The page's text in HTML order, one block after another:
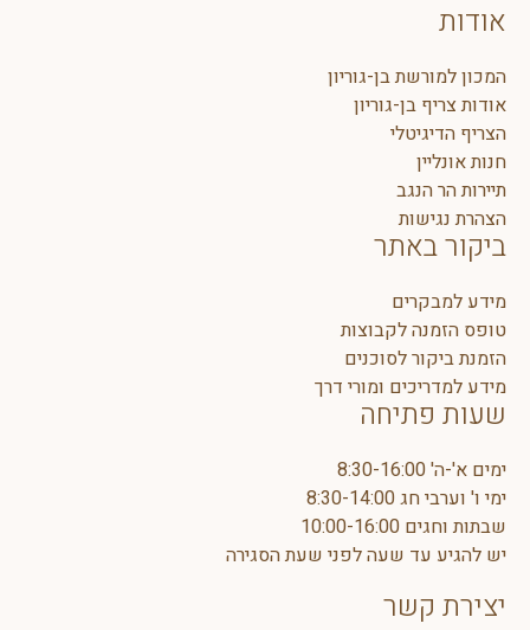
אודות
המכון למורשת בן-גוריון
אודות צריף בן-גוריון
הצריף הדיגיטלי
חנות אונליין
תיירות הר הנגב
הצהרת נגישות
ביקור באתר
מידע למבקרים
טופס הזמנה לקבוצות
הזמנת ביקור לסוכנים
מידע למדריכים ומורי דרך
שעות פתיחה
ימים א'-ה' 8:30-16:00
ימי ו' וערבי חג 8:30-14:00
שבתות וחגים 10:00-16:00
יש להגיע עד שעה לפני שעת הסגירה
יצירת קשר